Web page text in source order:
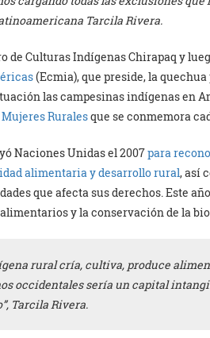
Tarcila Rivera.
de Culturas Indígenas Chirapaq y
(Ecmia), que preside, la
las campesinas indígenas en
Ruralesque se conmemora
Naciones Unidas el 2007para
alimentaria y desarrollo rural, así
que afecta sus derechos. Este
y la conservación de la
rural cría, cultiva, produce
occidentales sería un capital
Tarcila Rivera.